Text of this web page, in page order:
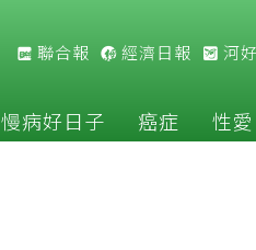
聯合報 經濟日報 河
慢病好日子 癌症 性愛